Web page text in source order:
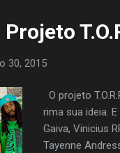
30, 2015
O projeto
rima sua ideia.
Gaiva, Vinicius
Tayenne